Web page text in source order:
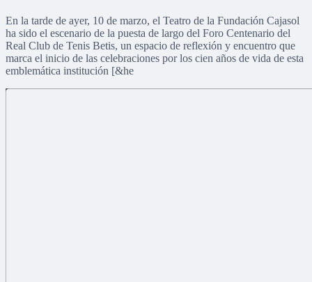
En la tarde de ayer, 10 de marzo, el Teatro de la Fundación Cajasol
ha sido el escenario de la puesta de largo del Foro Centenario del
Real Club de Tenis Betis, un espacio de reflexión y encuentro que
marca el inicio de las celebraciones por los cien años de vida de esta
emblemática institución [&he